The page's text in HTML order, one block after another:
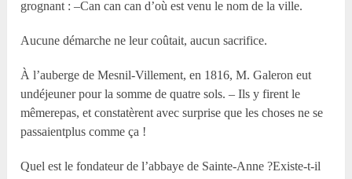
grognant : –Can can can d’où est venu le nom de la ville.
Aucune démarche ne leur coûtait, aucun sacrifice.
À l’auberge de Mesnil-Villement, en 1816, M. Galeron eut
undéjeuner pour la somme de quatre sols. – Ils y firent le
mêmerepas, et constatèrent avec surprise que les choses ne se
passaientplus comme ça !
Quel est le fondateur de l’abbaye de Sainte-Anne ?Existe-t-il